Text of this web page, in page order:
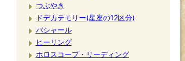
つぶやき
ドデカテモリー(星座の12区分)
バシャール
ヒーリング
ホロスコープ・リーディング